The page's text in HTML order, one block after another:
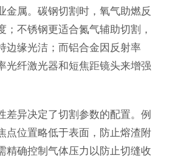
金属。碳钢切割时，氧气助燃反
；不锈钢更适合氮气辅助切割，
边缘光洁；而铝合金因反射率
光纤激光器和短焦距镜头来增强
差异决定了切割参数的配置。例
点位置略低于表面，防止熔渣附
精确控制气体压力以防止切缝收